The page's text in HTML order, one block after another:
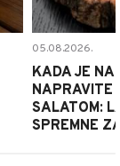
05.08.2026.
KADA JE
NAPRAVITE
SALATOM:
SPREMNE